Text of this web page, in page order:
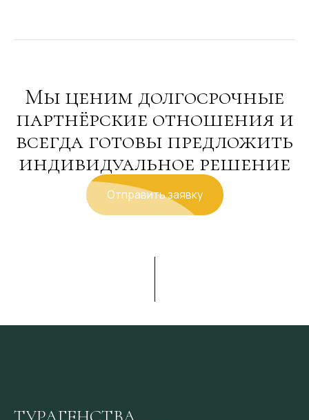
Мы ценим долгосрочные
партнёрские отношения и
всегда готовы предложить
индивидуальное решение
Отправить заявку